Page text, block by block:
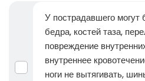
У пострадавшего
бедра, костей таза,
повреждение
внутреннее
ноги не вытягивать,